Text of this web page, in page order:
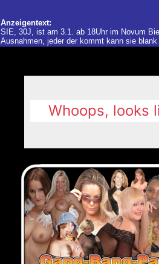
Anzeigentext:
SIE, 30J, ist am 3.1. ab 18Uhr im Novum
Ausnahmen, jeder der kommt kann sie